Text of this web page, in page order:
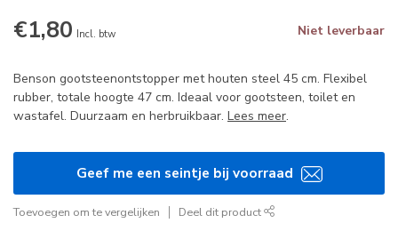
€1,80 Incl. btw Niet leverbaar
Benson gootsteenontstopper met houten steel 45 cm. Flexibel
rubber, totale hoogte 47 cm. Ideaal voor gootsteen, toilet en
wastafel. Duurzaam en herbruikbaar. Lees meer.
Geef me een seintje bij voorraad
Toevoegen om te vergelijken Deel dit product